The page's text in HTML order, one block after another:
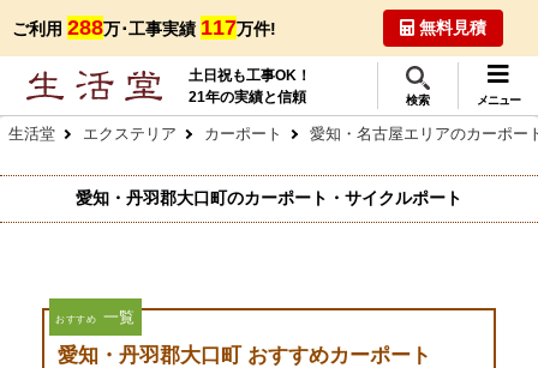
ご利用 288万･工事実績 117万件! 無料見積
土日祝も工事OK！
21年の実績と信頼
検索 メニュー
生活堂 エクステリア カーポート 愛知・名古屋エリアのカーポー
愛知・丹羽郡大口町のカーポート・サイクルポート
おすすめ 一覧
愛知・丹羽郡大口町 おすすめカーポート